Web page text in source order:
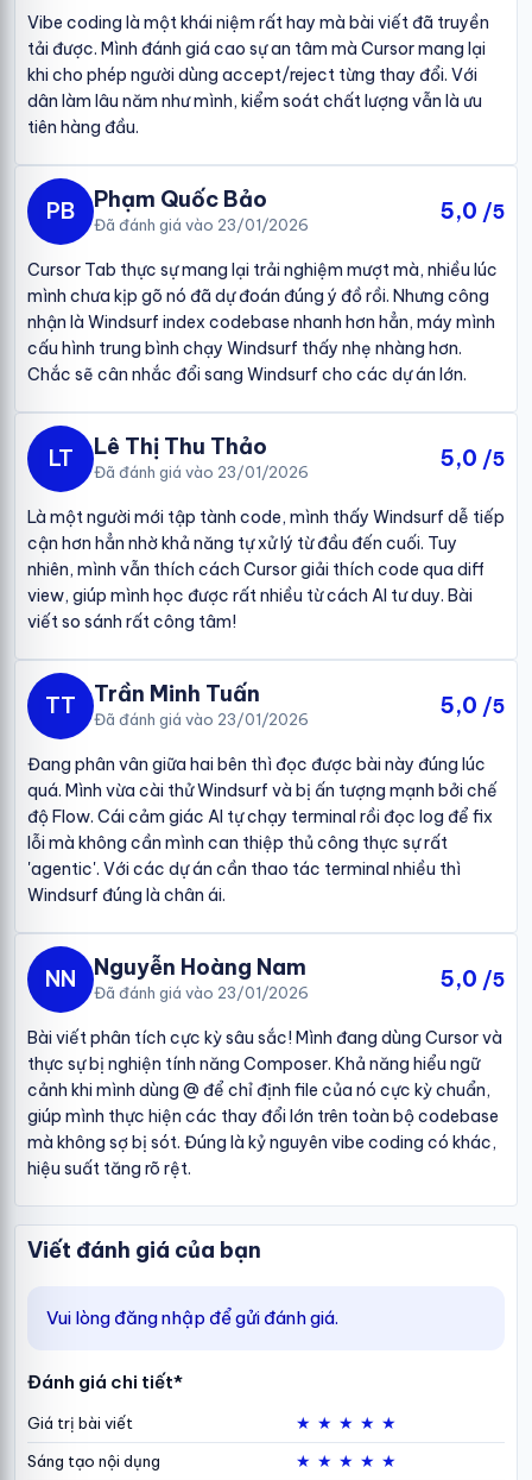
Vibe coding là một khái niệm rất hay mà bài viết đã truyền
tải được. Mình đánh giá cao sự an tâm mà Cursor mang lại
khi cho phép người dùng accept/reject từng thay đổi. Với
dân làm lâu năm như mình, kiểm soát chất lượng vẫn là ưu
tiên hàng đầu.
PB Phạm Quốc Bảo
Đã đánh giá vào 23/01/2026 5,0 /5
Cursor Tab thực sự mang lại trải nghiệm mượt mà, nhiều lúc
mình chưa kịp gõ nó đã dự đoán đúng ý đồ rồi. Nhưng công
nhận là Windsurf index codebase nhanh hơn hẳn, máy mình
cấu hình trung bình chạy Windsurf thấy nhẹ nhàng hơn.
Chắc sẽ cân nhắc đổi sang Windsurf cho các dự án lớn.
LT Lê Thị Thu Thảo
Đã đánh giá vào 23/01/2026 5,0 /5
Là một người mới tập tành code, mình thấy Windsurf dễ tiếp
cận hơn hẳn nhờ khả năng tự xử lý từ đầu đến cuối. Tuy
nhiên, mình vẫn thích cách Cursor giải thích code qua diff
view, giúp mình học được rất nhiều từ cách AI tư duy. Bài
viết so sánh rất công tâm!
TT Trần Minh Tuấn
Đã đánh giá vào 23/01/2026 5,0 /5
Đang phân vân giữa hai bên thì đọc được bài này đúng lúc
quá. Mình vừa cài thử Windsurf và bị ấn tượng mạnh bởi chế
độ Flow. Cái cảm giác AI tự chạy terminal rồi đọc log để fix
lỗi mà không cần mình can thiệp thủ công thực sự rất
'agentic'. Với các dự án cần thao tác terminal nhiều thì
Windsurf đúng là chân ái.
NN Nguyễn Hoàng Nam
Đã đánh giá vào 23/01/2026 5,0 /5
Bài viết phân tích cực kỳ sâu sắc! Mình đang dùng Cursor và
thực sự bị nghiện tính năng Composer. Khả năng hiểu ngữ
cảnh khi mình dùng @ để chỉ định file của nó cực kỳ chuẩn,
giúp mình thực hiện các thay đổi lớn trên toàn bộ codebase
mà không sợ bị sót. Đúng là kỷ nguyên vibe coding có khác,
hiệu suất tăng rõ rệt.
Viết đánh giá của bạn
Vui lòng đăng nhập để gửi đánh giá.
Đánh giá chi tiết*
Giá trị bài viết ★ ★ ★ ★ ★
Sáng tạo nội dụng ★ ★ ★ ★ ★